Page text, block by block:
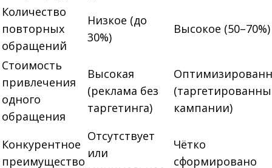
Количество
повторных
обращений
Низкое (до
30%)
Высокое (50–70%)
Стоимость
привлечения
одного
обращения
Высокая
(реклама без
таргетинга)
кампании)
Конкурентное
преимущество
Отсутствует
или
Чётко
сформировано